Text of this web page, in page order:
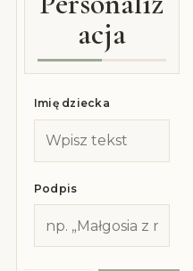
acja
Imię dziecka
Podpis